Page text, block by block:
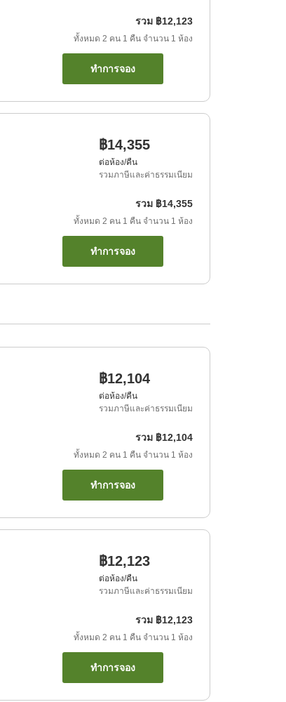
รวม ฿12,123
ทั้งหมด 2 คน 1 คืน จำนวน 1 ห้อง
ทำการจอง
฿14,355
ต่อห้อง/คืน
รวมภาษีและค่าธรรมเนียม
รวม ฿14,355
ทั้งหมด 2 คน 1 คืน จำนวน 1 ห้อง
ทำการจอง
฿12,104
ต่อห้อง/คืน
รวมภาษีและค่าธรรมเนียม
รวม ฿12,104
ทั้งหมด 2 คน 1 คืน จำนวน 1 ห้อง
ทำการจอง
฿12,123
ต่อห้อง/คืน
รวมภาษีและค่าธรรมเนียม
รวม ฿12,123
ทั้งหมด 2 คน 1 คืน จำนวน 1 ห้อง
ทำการจอง